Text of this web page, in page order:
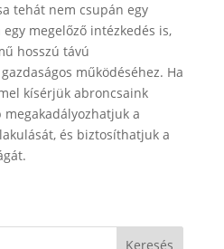
tehát nem csupán egy
megelőző intézkedés is,
hosszú távú
működéséhez. Ha
kísérjük abroncsaink
a
és biztosíthatjuk a